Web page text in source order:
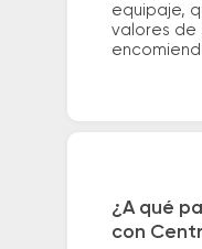
equipaje,
valores de
¿A qué
con